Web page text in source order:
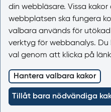
Om webbplatsen
Om Läkemedelsboken
Kontakta oss
Kakor (cookies)
Tillgänglighet
din webbläsare. Vissa
webbplatsen ska fungera
valbara används för
verktyg för webbanalys.
val genom att klicka på
Hantera valbara kakor
Tillåt bara nödvändiga